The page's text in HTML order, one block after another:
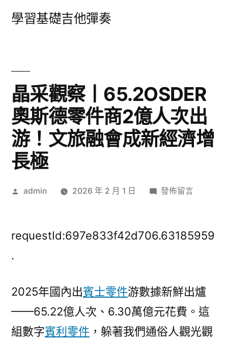
學習基礎吉他彈奏
晶采觀察丨65.2OSDER
奧斯德零件商2億人次出
游！文旅融會成新經濟增
長極
作
admin 2026 年 2 月 1 日
在
觀
奧
斯
德
零
發佈留言
requestId:697e833f42d706.63185959
.
2025年國內出賓士零件游數據新鮮出爐
——65.22億人次、6.30萬億元花費。這
組數字賓利零件 ，躲著我們通俗人觀光觀